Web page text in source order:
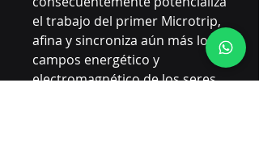
el trabajo del primer Microtrip,
afina y sincroniza aún más los
campos energético y
electromagnético de los seres